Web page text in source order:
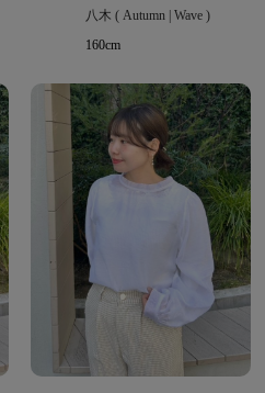
八木 ( Autumn | Wave )
160cm